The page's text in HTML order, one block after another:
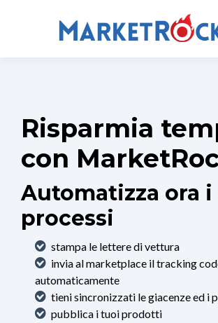
Risparmia
con
Automatizza ora
processi
stampa le lettere di vettura
invia al marketplace il tracking
automaticamente
tieni sincronizzati le giacenze ed i
pubblica i tuoi prodotti